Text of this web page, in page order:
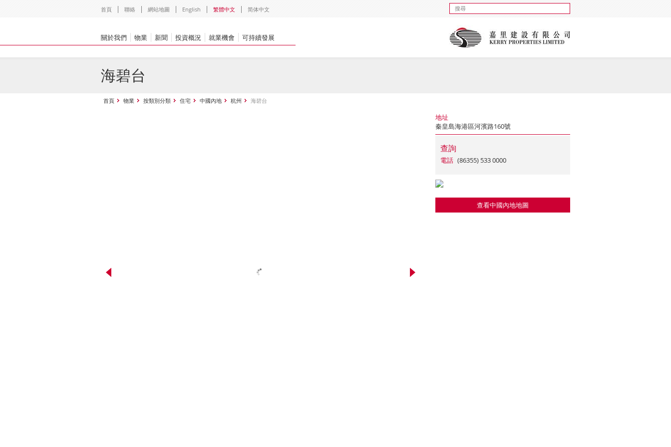
首頁 聯絡 網站地圖 English 繁體中文 简体中文
關於我們 物業 新聞 投資概況 就業機會 可持續發展
海碧台
首頁 物業 按類別分類 住宅 中國內地 杭州 海碧台
地址
秦皇島海港區河濱路160號
查詢
電話 (86355) 533 0000
查看中國內地地圖